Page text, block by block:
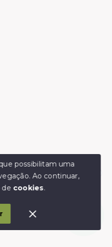
como podemos ajudar?
- Todos os direitos
possibilitam uma
Ao continuar,
de cookies.